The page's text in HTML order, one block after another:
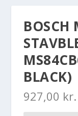
BOSCH
BLACK)
927,00 kr.